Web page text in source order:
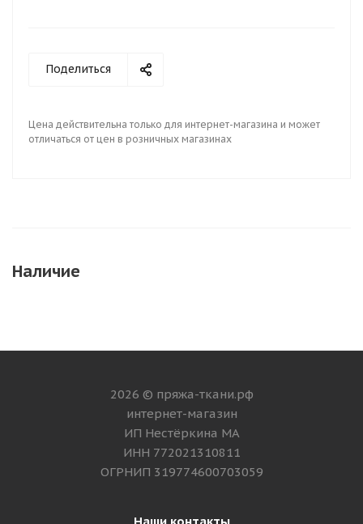
Поделиться
Цена действительна только для интернет-магазина и может
отличаться от цен в розничных магазинах
Наличие
2026 © пряжа-ткани.рф
интернет-магазин
ИП Нестёркина МА
ИНН 772021310811
ОГРНИП 319774600703059